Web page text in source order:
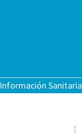
Información Sanitaria